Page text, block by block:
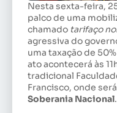
Nesta sexta-feira,
palco de uma
chamado tarifaço
agressiva do
uma taxação de
ato acontecerá às
tradicional
Francisco, onde
Soberania Nacional.